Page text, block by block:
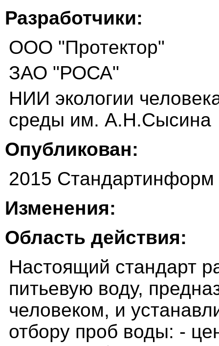
Разработчики:
ООО "Протектор"
ЗАО "РОСА"
НИИ экологии
среды им. А.Н.Сысина
Опубликован:
2015 Стандартинформ
Изменения:
Область действия:
Настоящий стандарт
питьевую воду,
человеком, и
отбору проб воды: -